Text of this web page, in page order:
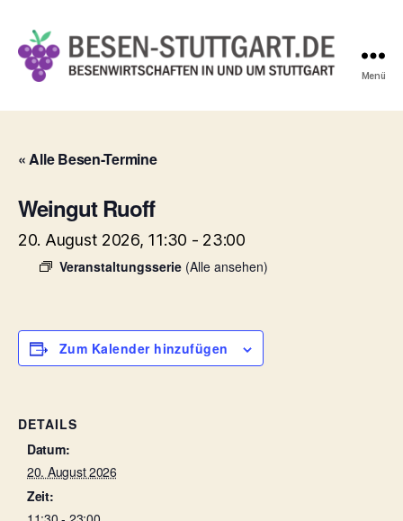
Stuttgart.de
Menü
« Alle Besen-Termine
Weingut Ruoff
20. August 2026, 11:30 - 23:00
Veranstaltungsserie (Alle ansehen)
Zum Kalender hinzufügen
DETAILS
Datum:
20. August 2026
Zeit: